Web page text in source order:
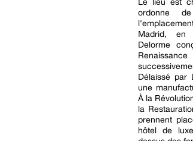
ordonne
Madrid, en
Delorme
Délaissé par
une
À la
la
prennent
hôtel de